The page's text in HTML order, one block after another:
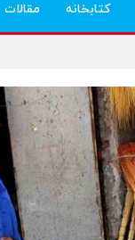
کتابخانه مقالات